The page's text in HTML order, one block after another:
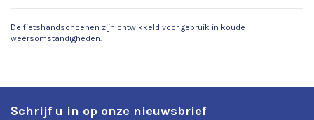
De fietshandschoenen zijn ontwikkeld voor gebruik in koude
weersomstandigheden.
Schrijf u in op onze nieuwsbrief